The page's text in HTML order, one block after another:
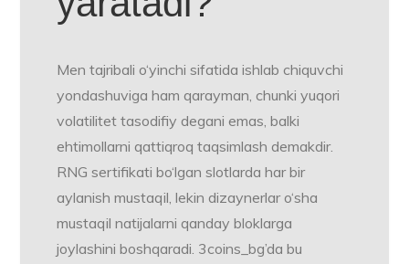
Men tajribali o‘yinchi sifatida ishlab chiquvchi
yondashuviga ham qarayman, chunki yuqori
volatilitet tasodifiy degani emas, balki
ehtimollarni qattiqroq taqsimlash demakdir.
RNG sertifikati bo‘lgan slotlarda har bir
aylanish mustaqil, lekin dizaynerlar o‘sha
mustaqil natijalarni qanday bloklarga
joylashini boshqaradi. 3coins_bg’da bu